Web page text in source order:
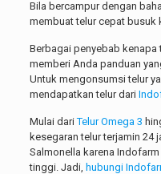
Bila bercampur dengan
membuat telur cepat busuk
Berbagai penyebab kenapa
memberi Anda panduan
Untuk mengonsumsi telur
mendapatkan telur dari
Mulai dariTelur Omega 3
kesegaran telur terjamin 24
Salmonella karena
tinggi. Jadi, hubungi